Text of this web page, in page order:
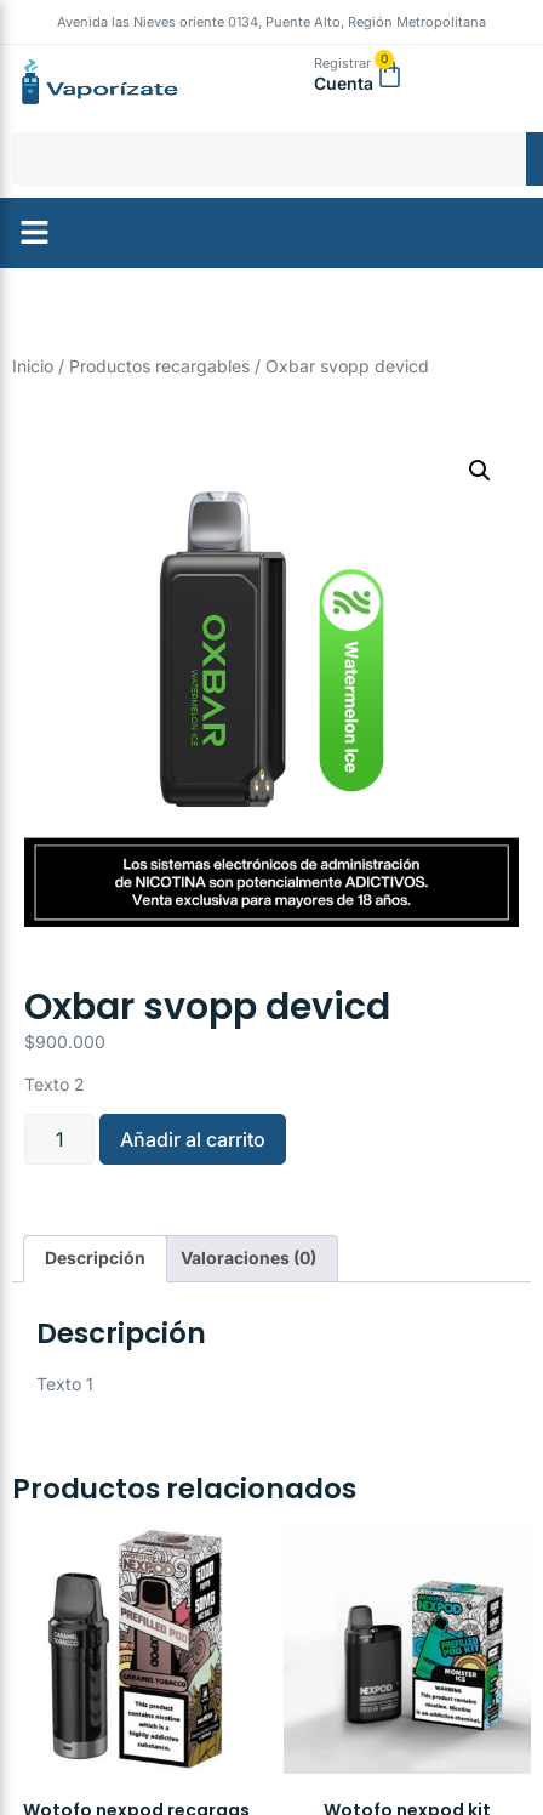
Avenida las Nieves oriente 0134, Puente Alto, Región Metropolitana
Registrar
Cuenta
0
Inicio / Productos recargables / Oxbar svopp devicd
Oxbar svopp devicd
$900.000
Texto 2
Añadir al carrito
Descripción Valoraciones (0)
Descripción
Texto 1
Productos relacionados